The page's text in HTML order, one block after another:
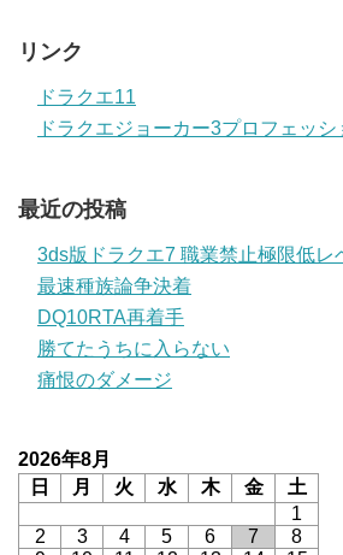
リンク
ドラクエ11
ドラクエジョーカー3プロフェッシ
最近の投稿
3ds版ドラクエ7 職業禁止極限低レ
最速種族論争決着
DQ10RTA再着手
勝てたうちに入らない
痛恨のダメージ
2026年8月
日
月 火 水 木 金
土
1
2
3 4 5 6 7
8